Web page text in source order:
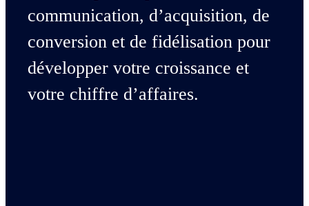
communication, d’acquisition, de
conversion et de fidélisation pour
développer votre croissance et
votre chiffre d’affaires.